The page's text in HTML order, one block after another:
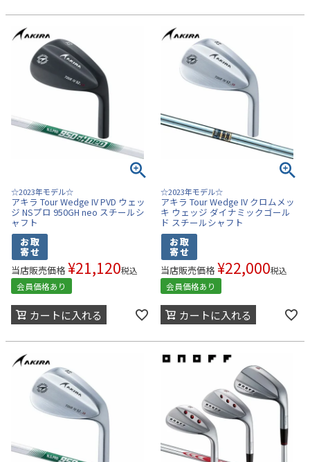
☆2023年モデル☆
アキラ Tour Wedge IV PVD ウェッ
ジ NSプロ 950GH neo スチールシ
ャフト
当店販売価格 ¥21,120税込
会員価格あり
カートに入れる
☆2023年モデル☆
アキラ Tour Wedge IV クロムメッ
キ ウェッジ ダイナミックゴール
ド スチールシャフト
当店販売価格 ¥22,000税込
会員価格あり
カートに入れる